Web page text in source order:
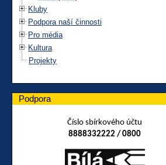
Kluby
Podpora naší činnosti
Pro média
Kultura
Projekty
Podpora
Číslo sbírkového účtu
8888332222 / 0800